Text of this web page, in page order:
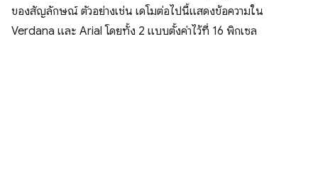
ของสัญลักษณ์ ตัวอย่างเช่น เดโมต่อไปนี้แสดงข้อความใน
Verdana และ Arial โดยทั้ง 2 แบบตั้งค่าไว้ที่ 16 พิกเซล